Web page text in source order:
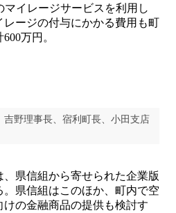
イレージサービスを利用し
ージの付与にかかる費用も町
万円。
野理事長、宿利町長、小田支店
県信組から寄せられた企業版
県信組はこのほか、町内で空
の金融商品の提供も検討す